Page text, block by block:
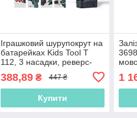
Іграшковий шурупокрут на
батарейках Kids Tool T
112, 3 насадки, реверс-
388,89₴ 447 ₴
Купити
1